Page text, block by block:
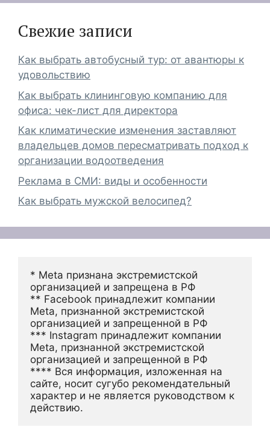
Свежие записи
Как выбрать автобусный тур: от авантюры к
удовольствию
Как выбрать клининговую компанию для
офиса: чек-лист для директора
Как климатические изменения заставляют
владельцев домов пересматривать подход к
организации водоотведения
Реклама в СМИ: виды и особенности
Как выбрать мужской велосипед?
* Meta признана экстремистской
организацией и запрещена в РФ
** Facebook принадлежит компании
Meta, признанной экстремистской
организацией и запрещенной в РФ
*** Instagram принадлежит компании
Meta, признанной экстремистской
организацией и запрещенной в РФ
**** Вся информация, изложенная на
сайте, носит сугубо рекомендательный
характер и не является руководством к
действию.